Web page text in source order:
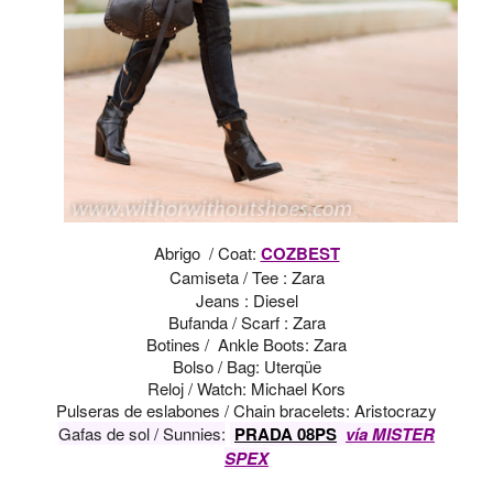
Abrigo / Coat: COZBEST
Camiseta / Tee : Zara
Jeans : Diesel
Bufanda / Scarf : Zara
Botines / Ankle Boots: Zara
Bolso / Bag: Uterqüe
Reloj / Watch: Michael Kors
Pulseras de eslabones / Chain bracelets: Aristocrazy
Gafas de sol / Sunnies: PRADA 08PS vía MISTER
SPEX